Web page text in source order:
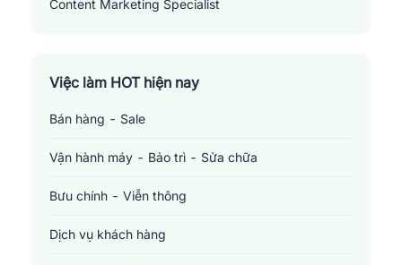
Content Marketing Specialist
Việc làm HOT hiện nay
Bán hàng - Sale
Vận hành máy - Bảo trì - Sửa chữa
Bưu chính - Viễn thông
Dịch vụ khách hàng